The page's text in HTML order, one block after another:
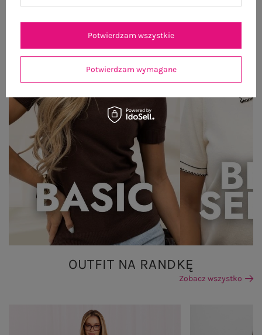
OUTFIT NA RANDKĘ
Zobacz wszystko
Potwierdzam wymagane
Potwierdzam wszystkie